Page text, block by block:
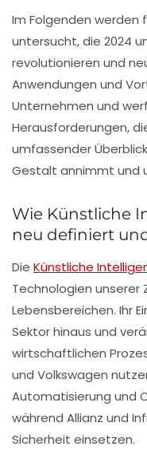
Im Folgenden
untersucht, die 2024
revolutionieren und
Anwendungen und
Unternehmen und
Herausforderungen,
umfassender
Gestalt annimmt und
Wie Künstliche
neu definiert
Die Künstliche
Technologien unserer
Lebensbereichen. Ihr
Sektor hinaus und
wirtschaftlichen
und Volkswagen
Automatisierung und
während Allianz und
Sicherheit einsetzen.